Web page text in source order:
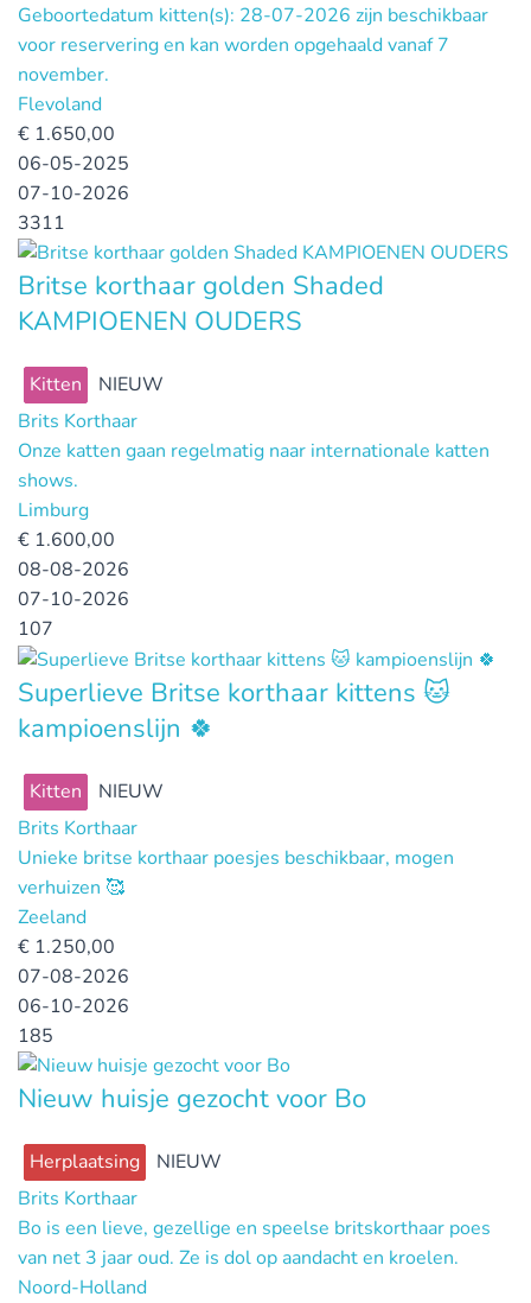
Geboortedatum kitten(s): 28-07-2026 zijn beschikbaar
voor reservering en kan worden opgehaald vanaf 7
november.
Flevoland
€ 1.650,00
06-05-2025
07-10-2026
3311
Britse korthaar golden Shaded
KAMPIOENEN OUDERS
Kitten
NIEUW
Brits Korthaar
Onze katten gaan regelmatig naar internationale katten
shows.
Limburg
€ 1.600,00
08-08-2026
07-10-2026
107
Superlieve Britse korthaar kittens 🐱
kampioenslijn 🍀
Kitten
NIEUW
Brits Korthaar
Unieke britse korthaar poesjes beschikbaar, mogen
verhuizen 🥰
Zeeland
€ 1.250,00
07-08-2026
06-10-2026
185
Nieuw huisje gezocht voor Bo
Herplaatsing
NIEUW
Brits Korthaar
Bo is een lieve, gezellige en speelse britskorthaar poes
van net 3 jaar oud. Ze is dol op aandacht en kroelen.
Noord-Holland